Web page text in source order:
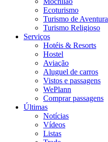
Ecoturismo
Turismo de Aventura
Turismo Religioso
Serviços
Hotéis & Resorts
Hostel
Aviação
Aluguel de carros
Vistos e passagens
WePlann
Comprar passagens
Últimas
Notícias
Vídeos
Listas